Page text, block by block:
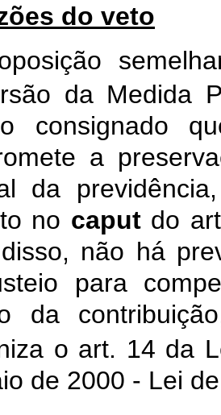
do veto
da Medida
consignado
a
da
no caput do
não há
para
da
o art. 14 da
de 2000 - Lei